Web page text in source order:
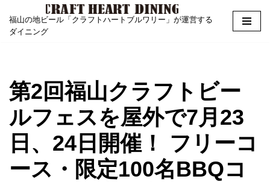
Skip
福山の地ビール「クラフトハートブルワリー」が運営する
ダイニング
第2回福山クラフトビー
ルフェスを屋外で7月23
日、24日開催！ フリーコ
ース・限定100名BBQコ